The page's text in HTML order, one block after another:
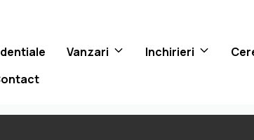
Vanzari Inchirieri